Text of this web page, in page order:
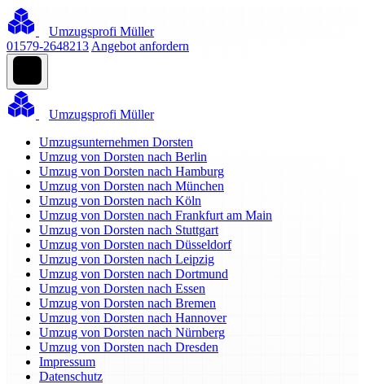
Umzugsprofi Müller
01579-2648213 Angebot anfordern
Umzugsprofi Müller
Umzugsunternehmen Dorsten
Umzug von Dorsten nach Berlin
Umzug von Dorsten nach Hamburg
Umzug von Dorsten nach München
Umzug von Dorsten nach Köln
Umzug von Dorsten nach Frankfurt am Main
Umzug von Dorsten nach Stuttgart
Umzug von Dorsten nach Düsseldorf
Umzug von Dorsten nach Leipzig
Umzug von Dorsten nach Dortmund
Umzug von Dorsten nach Essen
Umzug von Dorsten nach Bremen
Umzug von Dorsten nach Hannover
Umzug von Dorsten nach Nürnberg
Umzug von Dorsten nach Dresden
Impressum
Datenschutz